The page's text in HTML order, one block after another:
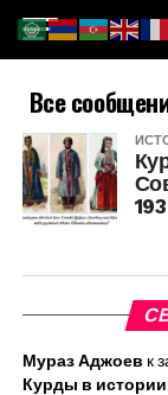
Все
Мураз Аджоев к
Курды в